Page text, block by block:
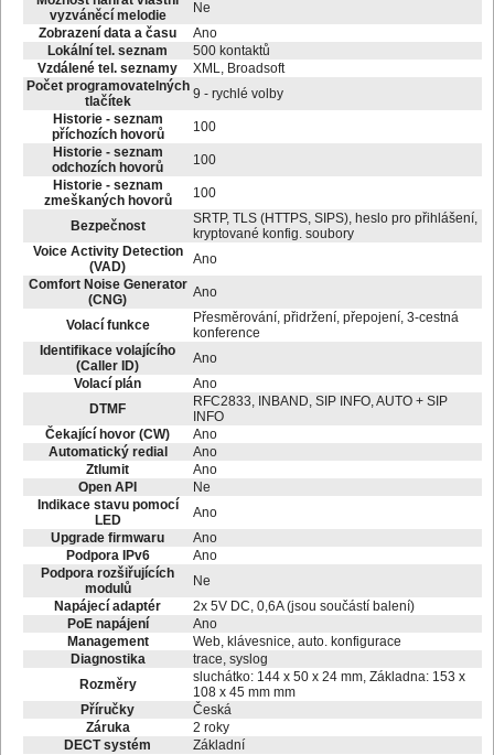
vyzváněcí melodie
Ne
Zobrazení data a času
Ano
Lokální tel. seznam
500 kontaktů
Vzdálené tel. seznamy
XML, Broadsoft
Počet programovatelných
tlačítek
9 - rychlé volby
Historie - seznam
příchozích hovorů
100
Historie - seznam
odchozích hovorů
100
Historie - seznam
zmeškaných hovorů
100
Bezpečnost
SRTP, TLS (HTTPS, SIPS), heslo pro přihlášení,
kryptované konfig. soubory
Voice Activity Detection
(VAD)
Ano
Comfort Noise Generator
(CNG)
Ano
Volací funkce
Přesměrování, přidržení, přepojení, 3-cestná
konference
Identifikace volajícího
(Caller ID)
Ano
Volací plán
Ano
DTMF
RFC2833, INBAND, SIP INFO, AUTO + SIP
INFO
Čekající hovor (CW)
Ano
Automatický redial
Ano
Ztlumit
Ano
Open API
Ne
Indikace stavu pomocí
LED
Ano
Upgrade firmwaru
Ano
Podpora IPv6
Ano
Podpora rozšiřujících
modulů
Ne
Napájecí adaptér
2x 5V DC, 0,6A (jsou součástí balení)
PoE napájení
Ano
Management
Web, klávesnice, auto. konfigurace
Diagnostika
trace, syslog
Rozměry
sluchátko: 144 x 50 x 24 mm, Základna: 153 x
108 x 45 mm mm
Příručky
Česká
Záruka
2 roky
DECT systém
Základní